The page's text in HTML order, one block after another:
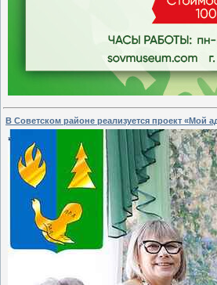
В Советском районе реализуется проект «Мой